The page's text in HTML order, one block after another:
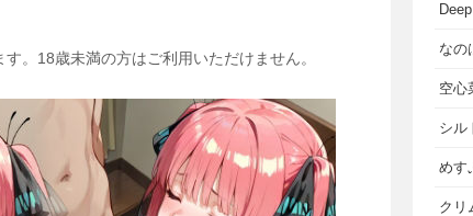
。18歳未満の方はご利用いただけません。
なの
空心
シル
めす
クリ